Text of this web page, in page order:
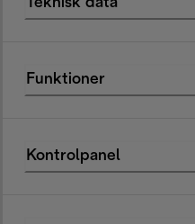
Teknisk data
Funktioner
Kontrolpanel